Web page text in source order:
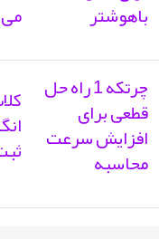
باهوشتر
چرتکه 1 راه حل
قطعی برای
افزایش سرعت
محاسبه